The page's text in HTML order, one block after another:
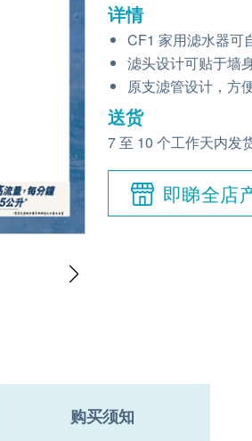
详情
CF1 家用滤水器可
滤头设计可贴于墙
原支滤管设计，方
送货
7 至 10 个工作天内发
即睇全店
购买须知